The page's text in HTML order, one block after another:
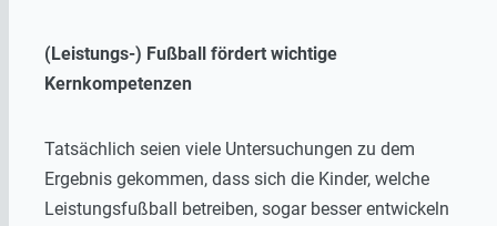
(Leistungs-) Fußball fördert wichtige
Kernkompetenzen
Tatsächlich seien viele Untersuchungen zu dem
Ergebnis gekommen, dass sich die Kinder, welche
Leistungsfußball betreiben, sogar besser entwickeln